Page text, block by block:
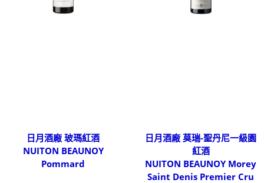
日月酒廠 玻瑪紅酒
NUITON BEAUNOY
Pommard
日月酒廠 莫瑞-聖丹尼一級園
紅酒
NUITON BEAUNOY Morey
Saint Denis Premier Cru